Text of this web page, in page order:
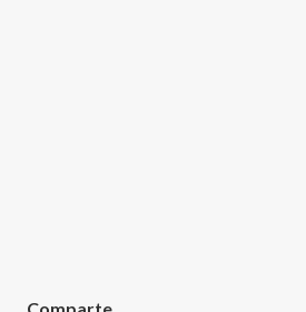
Comparte